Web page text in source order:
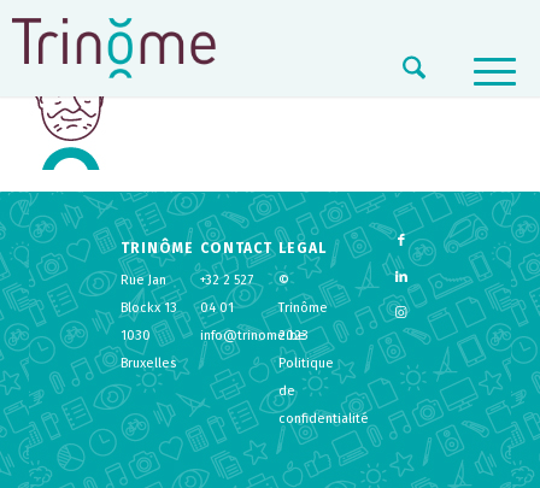
TRINÔME
Rue Jan
Blockx 13
1030
Bruxelles
CONTACT
+32 2 527
04 01
info@trinome.be
LEGAL
©
Trinôme
2023
Politique
de
confidentialité